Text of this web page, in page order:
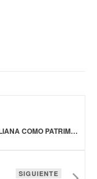
UNESCO DECLARA A LA COCINA ITALIANA COMO PATRIMONIO CULTURAL INMATERIAL DE LA HUMANIDAD
SIGUIENTE